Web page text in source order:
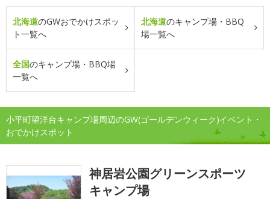
北海道のGWおでかけスポッ
ト一覧へ
北海道のキャンプ場・BBQ
場一覧へ
全国のキャンプ場・BBQ場
一覧へ
小平町望洋台キャンプ場周辺のGW(ゴールデンウィーク)イベント・
おでかけスポット
神居岩公園グリーンスポーツ
キャンプ場